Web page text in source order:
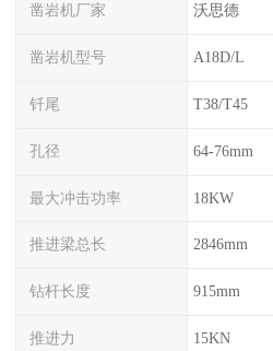
凿岩机厂家 沃思德
凿岩机型号 A18D/L
钎尾 T38/T45
孔径 64-76mm
最大冲击功率 18KW
推进梁总长 2846mm
钻杆长度 915mm
推进力 15KN